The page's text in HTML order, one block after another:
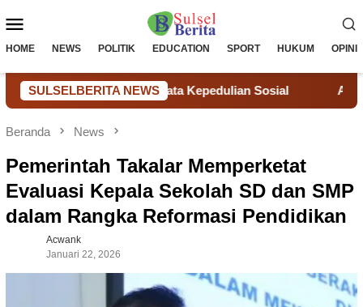
ke
Mobile
HOME NEWS POLITIK EDUCATION SPORT HUKUM OPINI
SULSELBERITA NEWS
Aksi Nyata Kepedulian Sosial Akun Facebook
Beranda News
Pemerintah Takalar Memperketat
Evaluasi Kepala Sekolah SD dan SMP
dalam Rangka Reformasi Pendidikan
Acwank
Januari 22, 2026